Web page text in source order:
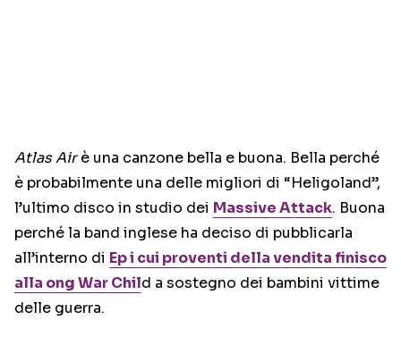
Atlas Airè una canzone bella e buona. Bella perché
è probabilmente una delle migliori di “Heligoland”,
l’ultimo disco in studio dei Massive Attack. Buona
perché la band inglese ha deciso di pubblicarla
all’interno di Ep i cui proventi della vendita finisco
alla ong War Child a sostegno dei bambini vittime
delle guerra.